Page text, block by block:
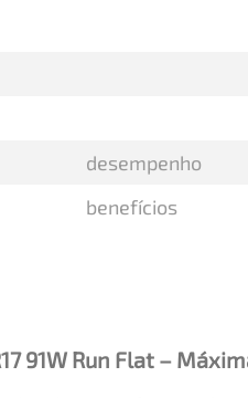
desempenho
benefícios
91W Run Flat –